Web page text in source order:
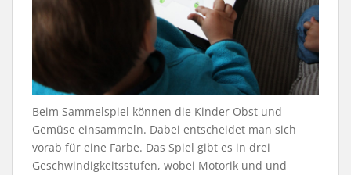
Beim Sammelspiel können die Kinder Obst und
Gemüse einsammeln. Dabei entscheidet man sich
vorab für eine Farbe. Das Spiel gibt es in drei
Geschwindigkeitsstufen, wobei Motorik und und